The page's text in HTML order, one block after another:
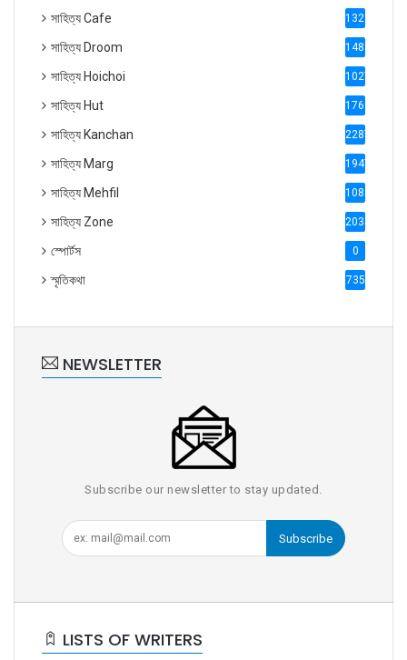
সাহিত্য Cafe 1321
সাহিত্য Droom 1488
সাহিত্য Hoichoi 1027
সাহিত্য Hut 1769
সাহিত্য Kanchan 2287
সাহিত্য Marg 1947
সাহিত্য Mehfil 1088
সাহিত্য Zone 2035
স্পোর্টস 0
স্মৃতিকথা 735
NEWSLETTER
Subscribe our newsletter to stay updated.
Subscribe
LISTS OF WRITERS